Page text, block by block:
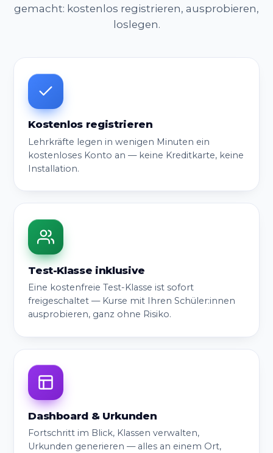
gemacht: kostenlos registrieren, ausprobieren,
loslegen.
Kostenlos registrieren
Lehrkräfte legen in wenigen Minuten ein
kostenloses Konto an — keine Kreditkarte, keine
Installation.
Test-Klasse inklusive
Eine kostenfreie Test-Klasse ist sofort
freigeschaltet — Kurse mit Ihren Schüler:innen
ausprobieren, ganz ohne Risiko.
Dashboard & Urkunden
Fortschritt im Blick, Klassen verwalten,
Urkunden generieren — alles an einem Ort,